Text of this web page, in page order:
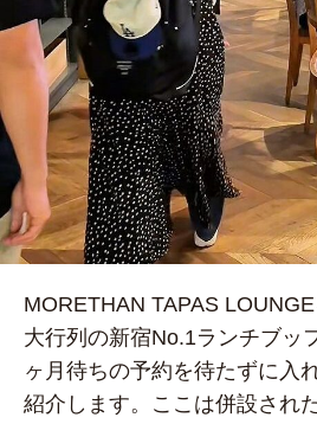
MORETHAN TAPAS
大行列の新宿No.1ランチブッ
ヶ月待ちの予約を待たずに入
紹介します。ここは併設され